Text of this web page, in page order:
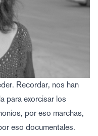
Recordar, nos han
para exorcisar los
por eso marchas,
eso documentales.